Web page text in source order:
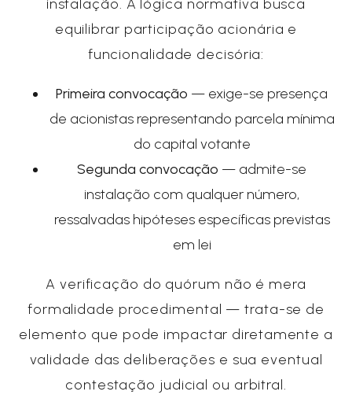
instalação. A lógica normativa busca
equilibrar participação acionária e
funcionalidade decisória:
Primeira convocação — exige-se presença
de acionistas representando parcela mínima
do capital votante
Segunda convocação — admite-se
instalação com qualquer número,
ressalvadas hipóteses específicas previstas
em lei
A verificação do quórum não é mera
formalidade procedimental — trata-se de
elemento que pode impactar diretamente a
validade das deliberações e sua eventual
contestação judicial ou arbitral.